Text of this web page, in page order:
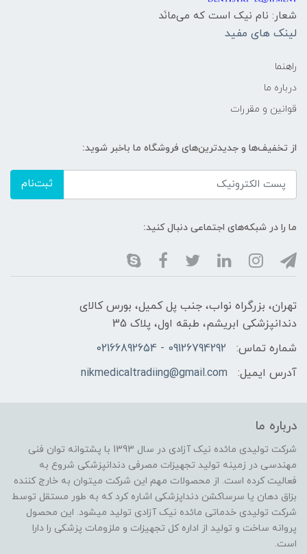
شعار: نام نیک است که می‌مانَد
لینک های مفید
راهنما
درباره ما
قوانین و مقررات
از تخفیف‌ها و جدیدترین‌های فروشگاه ما باخبر شوید:
ثبت‌نام
ما را در شبکه‌های اجتماعی دنبال کنید:
تهران، بزرگراه نواب، جنب پل کمیل، بورس کالای
دندانپزشکی ابریشم، طبقه اول، پلاک 35
شماره تماس:
09126794292 - 02166892654
آدرس ایمیل:
nikmedicaltradiing@gmail.com
درباره ما
شرکت تولیدی مائده نیک آزادی در سال 1393 با پشتوانه توان فنی
مهندسی در زمینه تولید تجهیزات مصرفی دندانپزشکی شروع به
فعالیت کرده است. از محصولات مهم این شرکت میتوان به خارج کننده
بزاق دهان یا سرساکشن دنداپزشکی اشاره کرد که به طور مستقل توسط
شرکت تولیدی خدماتی مائده نیک آزادی تولید میشود. این محصول
پروانه ساخت و تولید از اداره کل تجهیزات و ملزومات پزشکی را دارا
است.